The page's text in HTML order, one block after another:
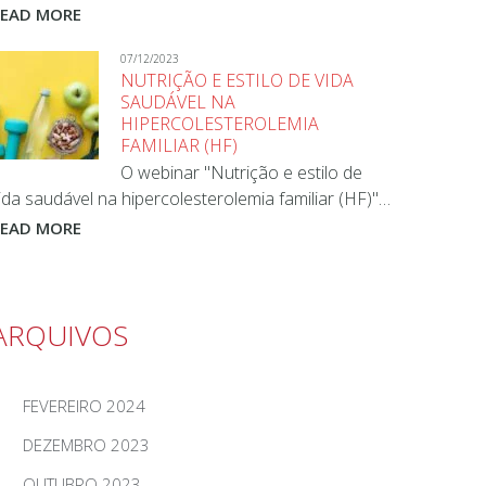
MORE
07/12/2023
NUTRIÇÃO E ESTILO DE VIDA
SAUDÁVEL NA
HIPERCOLESTEROLEMIA
FAMILIAR (HF)
O webinar "Nutrição e estilo de
saudável na hipercolesterolemia familiar (HF)"…
MORE
FEVEREIRO 2024
DEZEMBRO 2023